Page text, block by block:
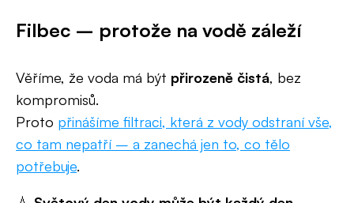
Filbec – protože na vodě záleží
Věříme, že voda má být přirozeně čistá, bez
kompromisů.
Proto přinášíme filtraci, která z vody odstraní vše,
co tam nepatří – a zanechá jen to, co tělo
potřebuje.